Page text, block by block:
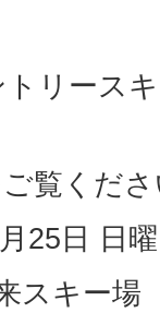
リース
覧くだ
25日 日
スキー場